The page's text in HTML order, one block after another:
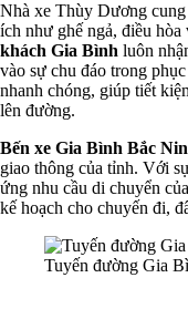
Nhà xe Thùy Dương
ích như ghế ngả, điều
khách Gia Bình luôn
vào sự chu đáo trong
nhanh chóng, giúp tiết
lên đường.
Bến xe Gia Bình Bắc
giao thông của tỉnh. Với
ứng nhu cầu di chuyển
kế hoạch cho chuyến đi,
Tuyến đường Gia